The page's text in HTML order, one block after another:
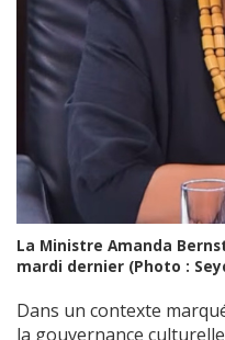
La Ministre Amanda
mardi dernier (Photo :
Dans un contexte
la gouvernance